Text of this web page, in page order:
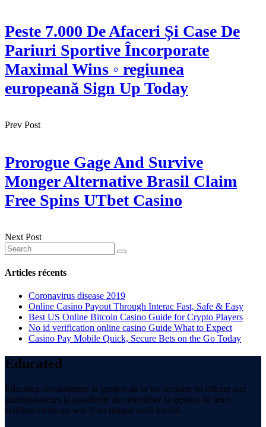
Peste 7.000 De Afaceri Și Case De
Pariuri Sportive Încorporate
Maximal Wins ◦ regiunea
europeană Sign Up Today
Prev Post
Prorogue Gage And Survive
Monger Alternative Brasil Claim
Free Spins UTbet Casino
Next Post
Articles récents
Coronavirus disease 2019
Online Casino Payout Through Interac Fast, Safe & Easy
Best US Online Bitcoin Casino Guide for Crypto Players
No id verification online casino Guide What to Expect
Casino Pay Mobile Quick, Secure Bets on the Go Today
Educated
Educated révolutionne la gestion de la vie scolaire en offrant aux
administrateurs la possibilité de centraliser la gestion de leurs
établissements au sein d’un unique outil intuitif.